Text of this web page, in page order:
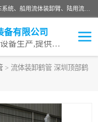
连云港深达石化装备有限公司是从事定量装车系统、船用流体装卸臂、陆用流体装卸臂（鹤管）、活动梯、钢构平台等全系列流体装卸设备的设计、制造、销售以及服务的专业供应商。公司始终以客户为中心，密切跟踪国内外油气储运及装卸设备先进技术的发展，以先进的技术、优质的产品、一流的服务，满足客户需求。
备有限公司
专业从事流体装卸设备生产,提供全面解决方案，生产与定制服务
> 流体装卸鹤管 深圳顶部鹤
鹤管